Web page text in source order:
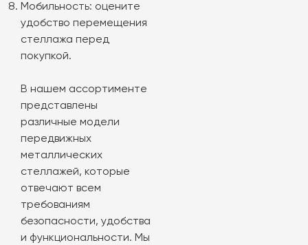
Мобильность: оцените
удобство перемещения
стеллажа перед
покупкой.
В нашем ассортименте
представлены
различные модели
передвижных
металлических
стеллажей, которые
отвечают всем
требованиям
безопасности, удобства
и функциональности. Мы